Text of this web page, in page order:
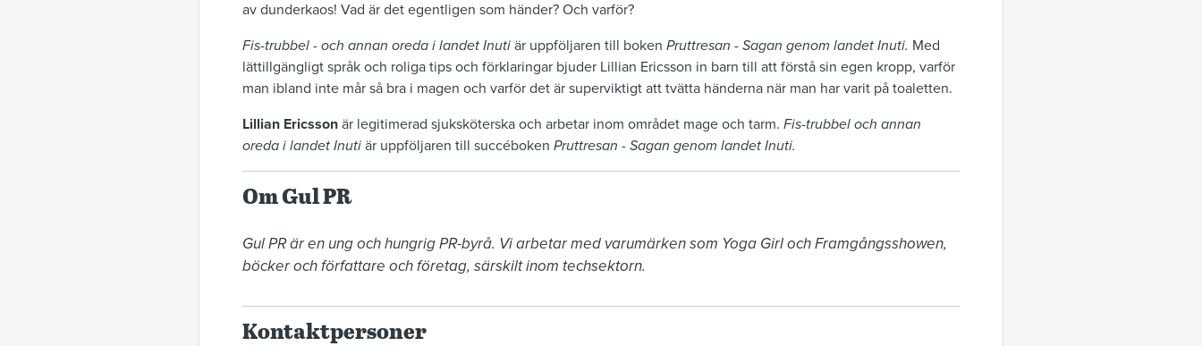
av dunderkaos! Vad är det egentligen som händer? Och varför?
Fis-trubbel - och annan oreda i landet Inuti är uppföljaren till boken Pruttresan - Sagan genom landet Inuti. Med
lättillgängligt språk och roliga tips och förklaringar bjuder Lillian Ericsson in barn till att förstå sin egen kropp, varför
man ibland inte mår så bra i magen och varför det är superviktigt att tvätta händerna när man har varit på toaletten.
Lillian Ericsson är legitimerad sjuksköterska och arbetar inom området mage och tarm. Fis-trubbel och annan
oreda i landet Inuti är uppföljaren till succéboken Pruttresan - Sagan genom landet Inuti.
Om Gul PR
Gul PR är en ung och hungrig PR-byrå. Vi arbetar med varumärken som Yoga Girl och Framgångsshowen,
böcker och författare och företag, särskilt inom techsektorn.
Kontaktpersoner